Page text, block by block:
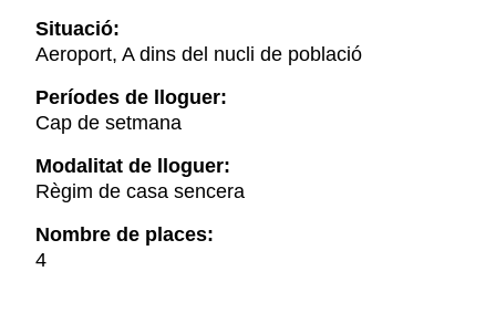
Situació:
Aeroport, A dins del nucli de població
Períodes de lloguer:
Cap de setmana
Modalitat de lloguer:
Règim de casa sencera
Nombre de places:
4